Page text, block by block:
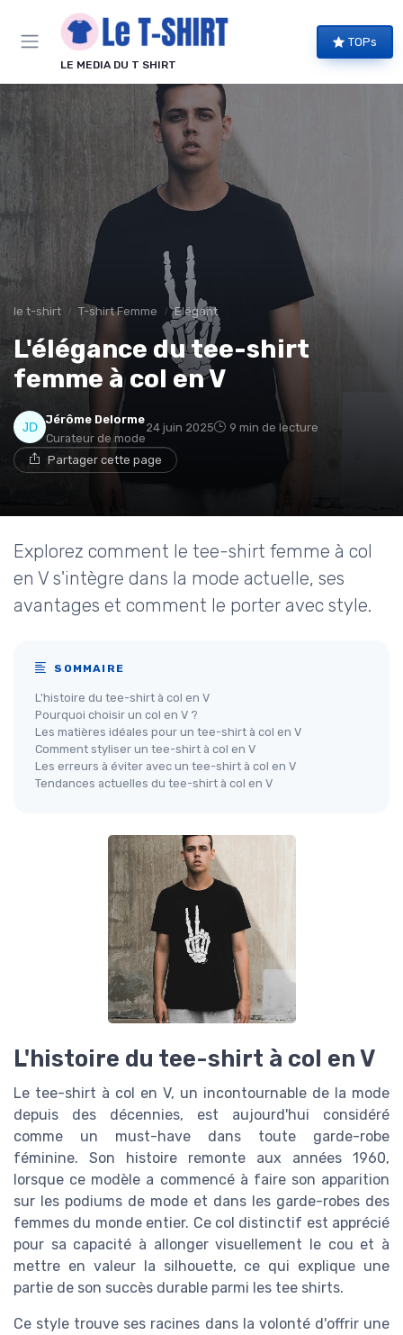
LE MEDIA DU T SHIRT
TOPs
le t-shirt T-shirt Femme Elégant
L'élégance du tee-shirt
femme à col en V
Jérôme Delorme
Curateur de mode
24 juin 2025 9 min de lecture
Partager cette page
Explorez comment le tee-shirt femme à col
en V s'intègre dans la mode actuelle, ses
avantages et comment le porter avec style.
SOMMAIRE
L'histoire du tee-shirt à col en V
Pourquoi choisir un col en V ?
Les matières idéales pour un tee-shirt à col en V
Comment styliser un tee-shirt à col en V
Les erreurs à éviter avec un tee-shirt à col en V
Tendances actuelles du tee-shirt à col en V
L'histoire du tee-shirt à col en V
Le tee-shirt à col en V, un incontournable de la mode
depuis des décennies, est aujourd'hui considéré
comme un must-have dans toute garde-robe
féminine. Son histoire remonte aux années 1960,
lorsque ce modèle a commencé à faire son apparition
sur les podiums de mode et dans les garde-robes des
femmes du monde entier. Ce col distinctif est apprécié
pour sa capacité à allonger visuellement le cou et à
mettre en valeur la silhouette, ce qui explique une
partie de son succès durable parmi les tee shirts.
Ce style trouve ses racines dans la volonté d'offrir une
Panneau de gestion des cookies